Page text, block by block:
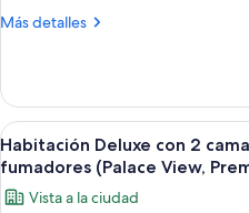
individuales,
fumadores
(Palace
View)
Más detalles
Más
Premium
con
2
camas
para
Abrir
todas
las
6
Habitación Deluxe con 2
fumadores (Palace View,
Vista a la ciudad